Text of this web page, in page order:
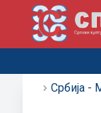
Србија -